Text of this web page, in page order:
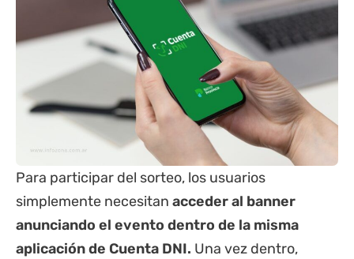
Para participar del sorteo, los usuarios
simplemente necesitan acceder al banner
anunciando el evento dentro de la misma
aplicación de Cuenta DNI. Una vez dentro,